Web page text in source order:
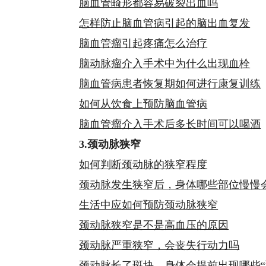
脑血管畸形都容易破裂出血吗
怎样防止脑血管病引起的脑出血复发
脑血管瘤引起疼痛怎么治疗
脑动脉瘤介入手术中为什么出现血栓
脑血管病患者恢复期如何进行康复训练
如何从饮食上预防脑血管病
脑血管瘤介入手术后多长时间可以喝酒
3.颈动脉狭窄
如何判断颈动脉的狭窄程度
颈动脉发生狭窄后，身体哪些部位慢慢
生活中应如何预防颈动脉狭窄
颈动脉狭窄是不是高血压的原因
颈动脉严重狭窄，会丧失行动力吗